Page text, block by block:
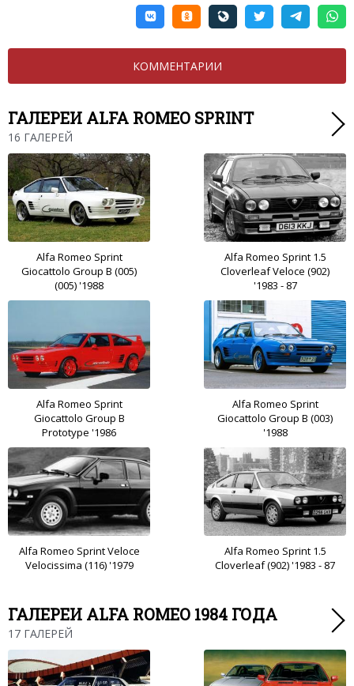
КОММЕНТАРИИ
ГАЛЕРЕИ ALFA ROMEO SPRINT
16 ГАЛЕРЕЙ
Alfa Romeo Sprint
Giocattolo Group B (005)
(005) '1988
Alfa Romeo Sprint 1.5
Cloverleaf Veloce (902)
'1983 - 87
Alfa Romeo Sprint
Giocattolo Group B
Prototype '1986
Alfa Romeo Sprint
Giocattolo Group B (003)
'1988
Alfa Romeo Sprint Veloce
Velocissima (116) '1979
Alfa Romeo Sprint 1.5
Cloverleaf (902) '1983 - 87
ГАЛЕРЕИ ALFA ROMEO 1984 ГОДА
17 ГАЛЕРЕЙ